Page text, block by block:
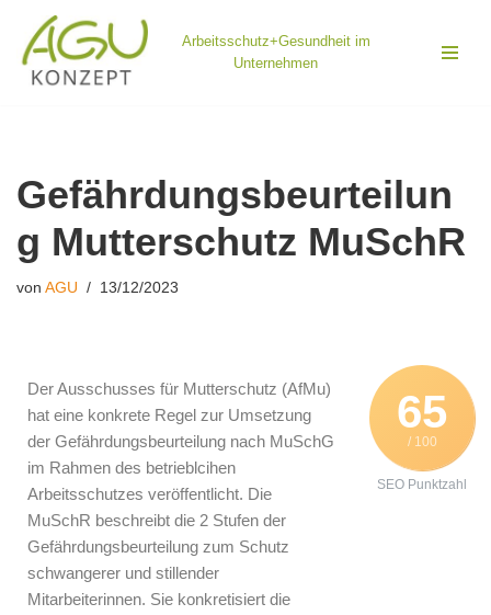
Zum
Inhalt
Arbeitsschutz+Gesundheit im
Unternehmen
Gefährdungsbeurteilun
g Mutterschutz MuSchR
von AGU 13/12/2023
65
/ 100
SEO Punktzahl
Der Ausschusses für Mutterschutz (AfMu)
hat eine konkrete Regel zur Umsetzung
der Gefährdungsbeurteilung nach MuSchG
im Rahmen des betrieblcihen
Arbeitsschutzes veröffentlicht. Die
MuSchR beschreibt die 2 Stufen der
Gefährdungsbeurteilung zum Schutz
schwangerer und stillender
Mitarbeiterinnen. Sie konkretisiert die